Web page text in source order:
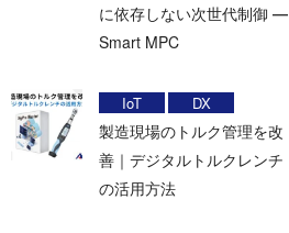
に依存しない次世代制御 ―
Smart MPC
IoT DX
製造現場のトルク管理を改
善｜デジタルトルクレンチ
の活用方法